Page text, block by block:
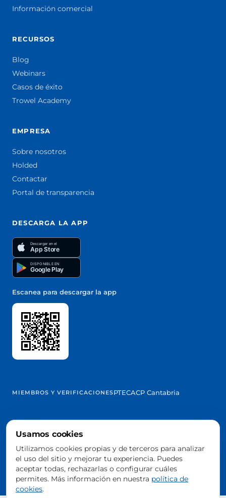
Información comercial
RECURSOS
Blog
Webinars
Casos de éxito
Trowel Academy
EMPRESA
Sobre nosotros
Holded
Contactar
Portal de transparencia
DESCARGA LA APP
Descargar en el
App Store
DISPONIBLE EN
Google Play
Escanea para descargar la app
MIEMBROS Y VERIFICACIONESPTECACP Cantabria
@2026 Trowelapp
Aviso legalTérminos y condicionesPrivacidadCookies
Configurar cookies
Hecho con ❤️ desde Cantabria, España
Usamos cookies
Utilizamos cookies propias y de terceros para analizar
el uso del sitio y mejorar tu experiencia. Puedes
aceptar todas, rechazarlas o configurar cuáles
permites. Más información en nuestra política de
cookies.